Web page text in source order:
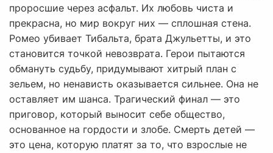
проросшие через асфальт. Их любовь чиста и
прекрасна, но мир вокруг них — сплошная стена.
Ромео убивает Тибальта, брата Джульетты, и это
становится точкой невозврата. Герои пытаются
обмануть судьбу, придумывают хитрый план с
зельем, но ненависть оказывается сильнее. Она не
оставляет им шанса. Трагический финал — это
приговор, который выносит себе общество,
основанное на гордости и злобе. Смерть детей —
это цена, которую платят за то, что взрослые не